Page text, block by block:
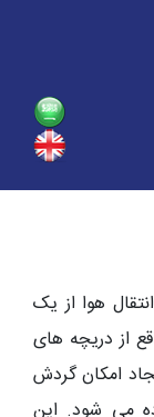
هوا از یک
از دریچه های
امکان گردش
می شود. این